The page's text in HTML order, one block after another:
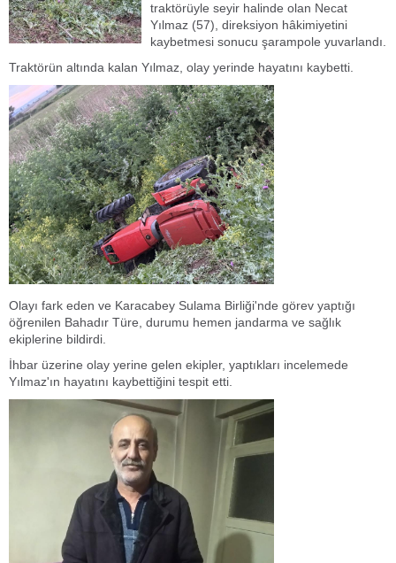
traktörüyle seyir halinde olan Necat
Yılmaz (57), direksiyon hâkimiyetini
kaybetmesi sonucu şarampole yuvarlandı.
Traktörün altında kalan Yılmaz, olay yerinde hayatını kaybetti.
Olayı fark eden ve Karacabey Sulama Birliği'nde görev yaptığı
öğrenilen Bahadır Türe, durumu hemen jandarma ve sağlık
ekiplerine bildirdi.
İhbar üzerine olay yerine gelen ekipler, yaptıkları incelemede
Yılmaz'ın hayatını kaybettiğini tespit etti.